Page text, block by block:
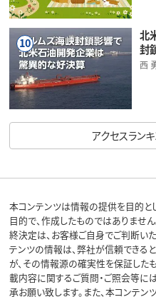
10
北
封
西
アクセスラン
本コンテンツは情報の提供を目的と
目的で、作成したものではありませ
終決定は、お客様ご自身でご判断い
テンツの情報は、弊社が信頼できる
が、その情報源の確実性を保証した
載内容に関するご質問・ご照会等に
承お願い致します。また、本コンテ